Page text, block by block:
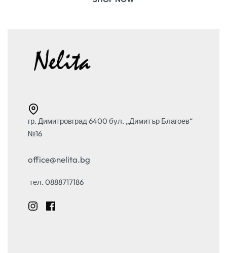
гр. Димитровград 6400 бул. „Димитър Благоев“
№16
office@nelita.bg
тел. 0888717186